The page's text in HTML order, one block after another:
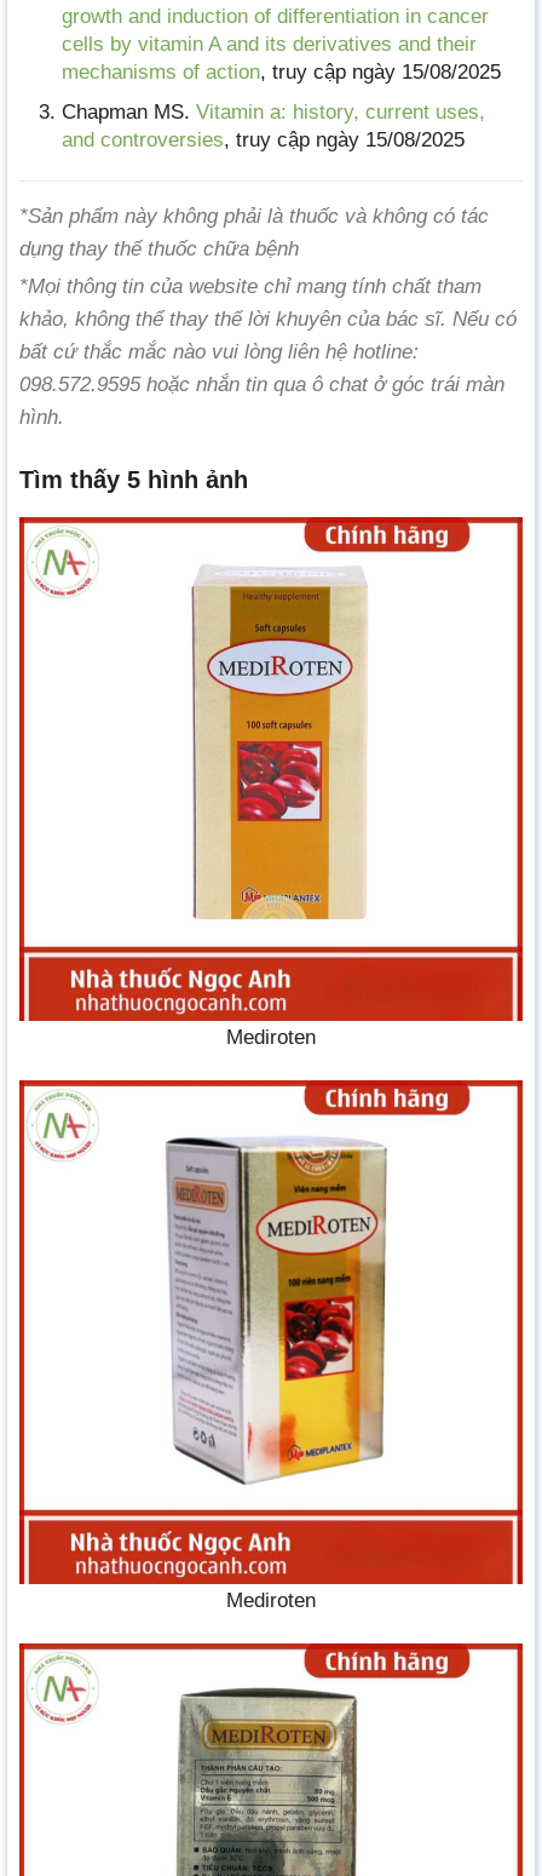
growth and induction of differentiation in cancer
cells by vitamin A and its derivatives and their
mechanisms of action, truy cập ngày 15/08/2025
Chapman MS. Vitamin a: history, current uses,
and controversies, truy cập ngày 15/08/2025
*Sản phẩm này không phải là thuốc và không có tác
dụng thay thế thuốc chữa bệnh
*Mọi thông tin của website chỉ mang tính chất tham
khảo, không thể thay thế lời khuyên của bác sĩ. Nếu có
bất cứ thắc mắc nào vui lòng liên hệ hotline:
098.572.9595 hoặc nhắn tin qua ô chat ở góc trái màn
hình.
Tìm thấy 5 hình ảnh
Mediroten
Mediroten